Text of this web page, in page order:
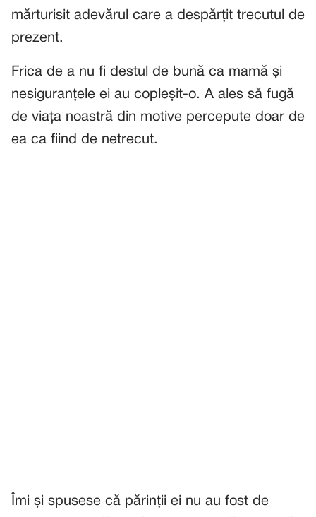
mărturisit adevărul care a despărțit trecutul de
prezent.
Frica de a nu fi destul de bună ca mamă și
nesiguranțele ei au copleșit-o. A ales să fugă
de viața noastră din motive percepute doar de
ea ca fiind de netrecut.
Îmi și spusese că părinții ei nu au fost de